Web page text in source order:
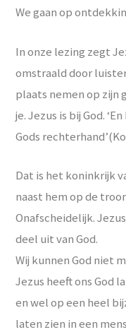
We gaan op
In onze lezing zegt
omstraald door
plaats nemen op zijn
je. Jezus is bij God.
Gods
Dat is het koninkrijk
naast hem op de
Onafscheidelijk.
deel uit van God.
Wij kunnen God niet
Jezus heeft ons God
en wel op een heel
laten zien in een